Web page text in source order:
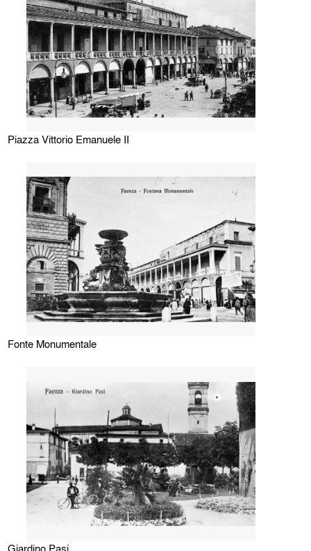
Piazza Vittorio Emanuele II
Fonte Monumentale